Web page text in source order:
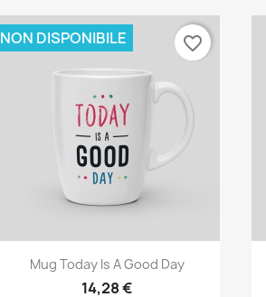
Anteprima
Mug Today Is A Good Day
14,28 €
NON DISPONIBILE favorite_border